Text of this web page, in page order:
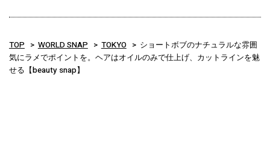
TOP WORLD SNAP TOKYO
ショートボブのナチュラルな雰囲
気にラメでポイントを。ヘアはオイルのみで仕上げ、カットラインを魅
せる【beauty snap】